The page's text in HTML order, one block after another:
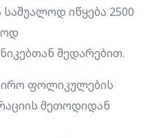
იწყება 2500
შედარებით.
ფოლიკულების
მეთოდიდან